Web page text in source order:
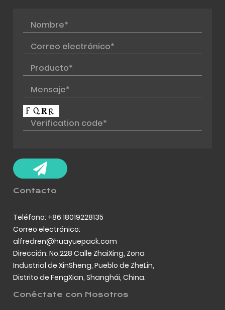
Contacto
Teléfono: +86 18019228135
Correo electrónico:
alfredren@huayuepack.com
Dirección: No.228 Calle ZhaiXing, Zona
Industrial de XinSheng, Pueblo de ZheLin,
Distrito de FengXian, Shanghái, China.
Conéctate con Nosotros